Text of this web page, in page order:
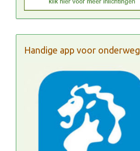
Handige app voor onderweg